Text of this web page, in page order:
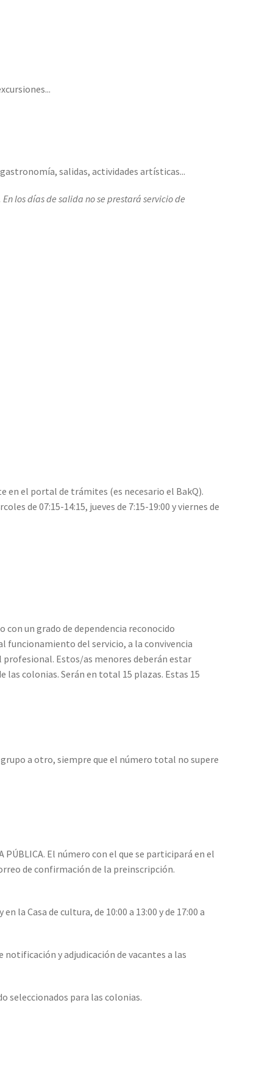
salidas, actividades artísticas...
los días de salida no se prestará servicio de
en el portal de trámites (es necesario el BakQ).
de 07:15-14:15, jueves de 7:15-19:00 y viernes de
con un grado de dependencia reconocido
del servicio, a la convivencia
profesional. Estos/as menores deberán estar
las colonias. Serán en total 15 plazas. Estas 15
a otro, siempre que el número total no supere
PÚBLICA. El número con el que se participará en el
de confirmación de la preinscripción.
y en la Casa de cultura, de 10:00 a 13:00 y de 17:00 a
y adjudicación de vacantes a las
seleccionados para las colonias.